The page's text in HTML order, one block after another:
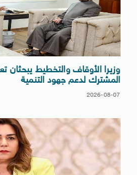
وزيرا الأوقاف والتخطيط يبحثان
المشترك لدعم جهود التنمية
2026-08-07